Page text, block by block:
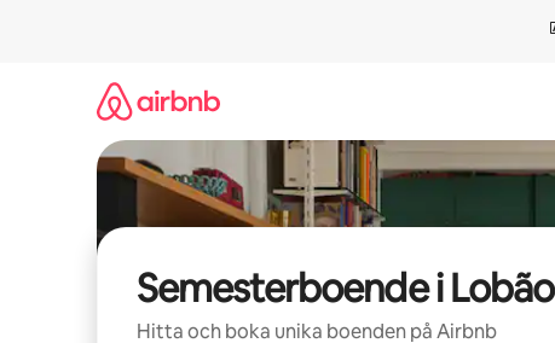
Semesterboende i Lobão
Hitta och boka unika boenden på Airbnb